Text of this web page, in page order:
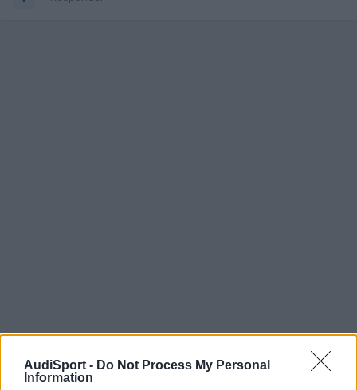
AudiSport - Do Not Process My Personal
Information